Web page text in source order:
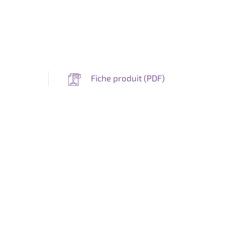
Fiche produit (PDF)